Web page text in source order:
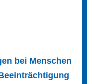
bei Menschen